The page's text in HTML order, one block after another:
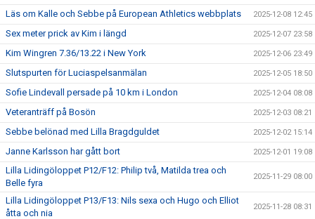
Läs om Kalle och Sebbe på European Athletics webbplats 2025-12-08 12:45
Sex meter prick av Kim i längd 2025-12-07 23:58
Kim Wingren 7.36/13.22 i New York 2025-12-06 23:49
Slutspurten för Luciaspelsanmälan 2025-12-05 18:50
Sofie Lindevall persade på 10 km i London 2025-12-04 08:08
Veteranträff på Bosön 2025-12-03 08:21
Sebbe belönad med Lilla Bragdguldet 2025-12-02 15:14
Janne Karlsson har gått bort 2025-12-01 19:08
Lilla Lidingöloppet P12/F12: Philip två, Matilda trea och
Belle fyra
2025-11-29 08:00
Lilla Lidingöloppet P13/F13: Nils sexa och Hugo och Elliot
åtta och nia
2025-11-28 08:31